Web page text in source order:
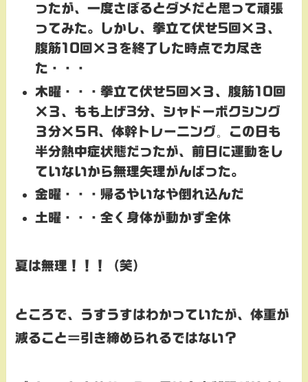
ったが、一度さぼるとダメだと思って頑張
ってみた。しかし、拳立て伏せ5回×３、
腹筋10回×３を終了した時点で力尽き
た・・・
木曜・・・拳立て伏せ5回×３、腹筋10回
×３、もも上げ3分、シャドーボクシング
３分×５R、体幹トレーニング。
この日も
半分熱中症状態だったが、前日に運動をし
ていないから無理矢理がんばった。
金曜・・・帰るやいなや倒れ込んだ
土曜・・・全く身体が動かず全休
夏は無理！！！（笑）
ところで、うすうすはわかっていたが、体重が
減ること＝引き締められるではない？